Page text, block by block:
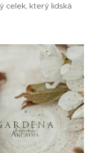
celek, který lidská